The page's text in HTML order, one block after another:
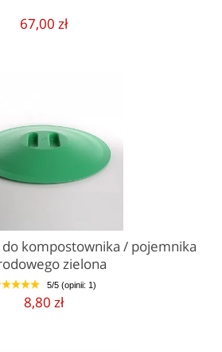
67,00 zł
do kompostownika / pojemnika
zielona
2 3 4 5 5/5 (opinii: 1)
8,80 zł